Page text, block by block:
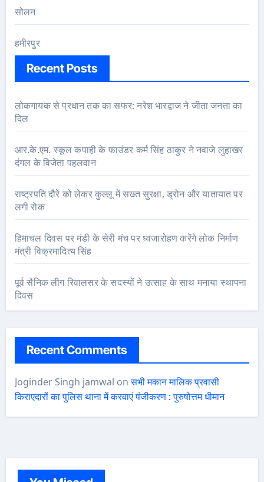
सोलन
हमीरपुर
Recent Posts
लोकगायक से प्रधान तक का सफर: नरेश भारद्वाज ने जीता जनता का
दिल
आर.के.एम. स्कूल कपाही के फाउंडर कर्म सिंह ठाकुर ने नवाजे लुहाखर
दंगल के विजेता पहलवान
राष्ट्रपति दौरे को लेकर कुल्लू में सख्त सुरक्षा, ड्रोन और यातायात पर
लगी रोक
हिमाचल दिवस पर मंडी के सेरी मंच पर ध्वजारोहण करेंगे लोक निर्माण
मंत्री विक्रमादित्य सिंह
पूर्व सैनिक लीग रिवालसर के सदस्यों ने उत्साह के साथ मनाया स्थापना
दिवस
Recent Comments
Joginder Singh jamwal onसभी मकान मालिक प्रवासी
किराएदारों का पुलिस थाना में करवाएं पंजीकरण : पुरुषोत्तम धीमान